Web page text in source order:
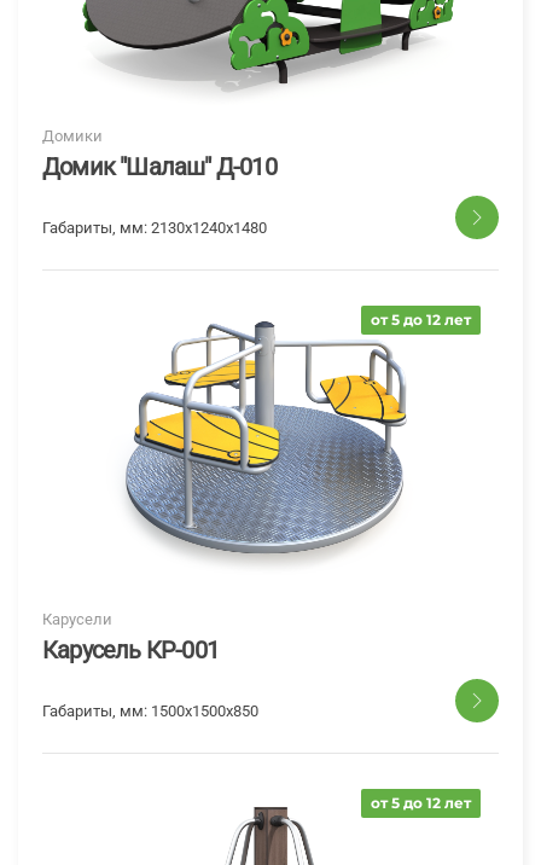
Домики
Домик "Шалаш" Д-010
Габариты, мм: 2130х1240х1480
от 5 до 12 лет
Карусели
Карусель КР-001
Габариты, мм: 1500x1500x850
от 5 до 12 лет